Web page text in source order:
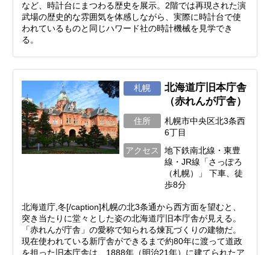
など、時計台にまつわる歴史を展示。2階では再現された演
武場の歴史的な雰囲気を体感しながら、実際に時計台で使
われているものと同じハワード社の時計機械を見学でき
る。
札幌
北海道庁旧本庁舎
（赤れんが庁舎）
住所
札幌市中央区北3条西
6丁目
アクセス
地下鉄南北線・東豊
線・JR線「さっぽろ
（札幌）」 下車、徒
歩8分
北海道庁,冬[/caption]札幌の北3条通から西方面を望むと、
突き当たりに堂々とした姿の北海道庁旧本庁舎が見える。
「赤れんが庁舎」の愛称で知られる煉瓦づくりの建物だ。
現在使われている新庁舎ができるまで約80年に渡って道政
を担った旧本庁舎は、1888年（明治21年）に建てられたア